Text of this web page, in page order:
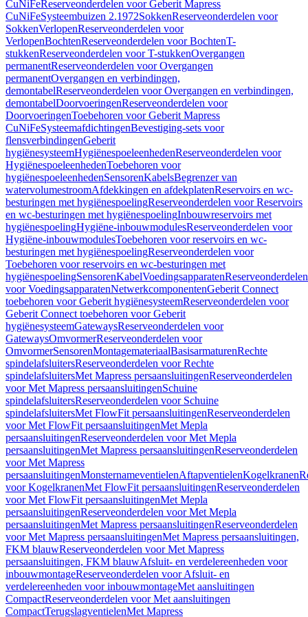
CuNiFeReserveonderdelen voor Geberit Mapress
CuNiFeSysteembuizen 2.1972SokkenReserveonderdelen voor
SokkenVerlopenReserveonderdelen voor
VerlopenBochtenReserveonderdelen voor BochtenT-
stukkenReserveonderdelen voor T-stukkenOvergangen
permanentReserveonderdelen voor Overgangen
permanentOvergangen en verbindingen,
demontabelReserveonderdelen voor Overgangen en verbindingen,
demontabelDoorvoeringenReserveonderdelen voor
DoorvoeringenToebehoren voor Geberit Mapress
CuNiFeSysteemafdichtingenBevestiging-sets voor
flensverbindingenGeberit
hygiënesysteemHygiënespoeleenhedenReserveonderdelen voor
HygiënespoeleenhedenToebehoren voor
hygiënespoeleenhedenSensorenKabelsBegrenzer van
watervolumestroomAfdekkingen en afdekplatenReservoirs en wc-
besturingen met hygiënespoelingReserveonderdelen voor Reservoirs
en wc-besturingen met hygiënespoelingInbouwreservoirs met
hygiënespoelingHygiëne-inbouwmodulesReserveonderdelen voor
Hygiëne-inbouwmodulesToebehoren voor reservoirs en wc-
besturingen met hygiënespoelingReserveonderdelen voor
Toebehoren voor reservoirs en wc-besturingen met
hygiënespoelingSensorenKabelVoedingsapparatenReserveonderdelen
voor VoedingsapparatenNetwerkcomponentenGeberit Connect
toebehoren voor Geberit hygiënesysteemReserveonderdelen voor
Geberit Connect toebehoren voor Geberit
hygiënesysteemGatewaysReserveonderdelen voor
GatewaysOmvormerReserveonderdelen voor
OmvormerSensorenMontagemateriaalBasisarmaturenRechte
spindelafsluitersReserveonderdelen voor Rechte
spindelafsluitersMet Mapress persaansluitingenReserveonderdelen
voor Met Mapress persaansluitingenSchuine
spindelafsluitersReserveonderdelen voor Schuine
spindelafsluitersMet FlowFit persaansluitingenReserveonderdelen
voor Met FlowFit persaansluitingenMet Mepla
persaansluitingenReserveonderdelen voor Met Mepla
persaansluitingenMet Mapress persaansluitingenReserveonderdelen
voor Met Mapress
persaansluitingenMonsternameventielenAftapventielenKogelkranen
voor KogelkranenMet FlowFit persaansluitingenReserveonderdelen
voor Met FlowFit persaansluitingenMet Mepla
persaansluitingenReserveonderdelen voor Met Mepla
persaansluitingenMet Mapress persaansluitingenReserveonderdelen
voor Met Mapress persaansluitingenMet Mapress persaansluitingen,
FKM blauwReserveonderdelen voor Met Mapress
persaansluitingen, FKM blauwAfsluit- en verdelereenheden voor
inbouwmontageReserveonderdelen voor Afsluit- en
verdelereenheden voor inbouwmontageMet aansluitingen
CompactReserveonderdelen voor Met aansluitingen
CompactTerugslagventielenMet Mapress